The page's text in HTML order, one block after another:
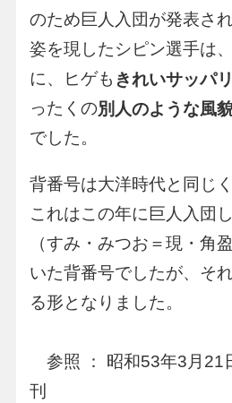
のため巨人入団が発表さ
姿を現したシピン選手は
に、ヒゲも きれいサッパ
ったくの別人のような風
でした。
背番号は大洋時代と同じ
これはこの年に巨人入団
（すみ・みつお＝現・角
いた背番号でしたが、そ
る形となりました。
参照 ： 昭和53年3月21
刊